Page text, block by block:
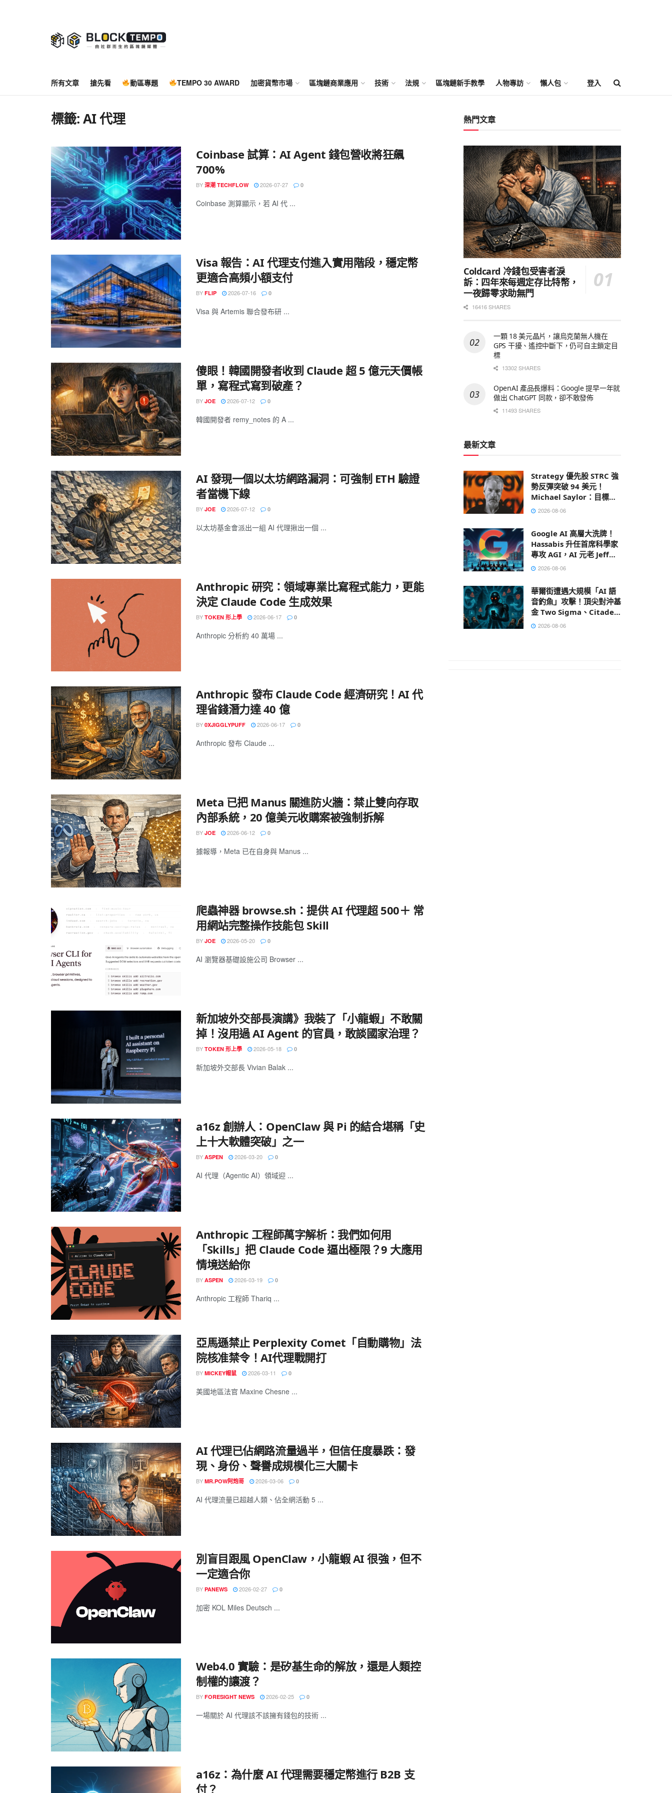
所有文章 搶先看 動區專題 TEMPO 30 AWARD 加密貨幣市場 區塊鏈商業應用 技術 法規 區塊鏈新手教學 人物專訪 懶人包 登入
標籤:AI 代理
Coinbase 試算：AI Agent 錢包營收將狂飆
700%
BY 深潮 TECHFLOW 2026-07-27 0
Coinbase 測算顯示，若 AI 代 ...
Visa 報告：AI 代理支付進入實用階段，穩定幣
更適合高頻小額支付
BY FLIP 2026-07-16 0
Visa 與 Artemis 聯合發布研 ...
傻眼！韓國開發者收到 Claude 超 5 億元天價帳
單，寫程式寫到破產？
BY JOE 2026-07-12 0
韓國開發者 remy_notes 的 A ...
AI 發現一個以太坊網路漏洞：可強制 ETH 驗證
者當機下線
BY JOE 2026-07-12 0
以太坊基金會派出一組 AI 代理揪出一個 ...
Anthropic 研究：領域專業比寫程式能力，更能
決定 Claude Code 生成效果
BY TOKEN 形上學 2026-06-17 0
Anthropic 分析約 40 萬場 ...
Anthropic 發布 Claude Code 經濟研究！AI 代
理省錢潛力達 40 億
BY 0XJIGGLYPUFF 2026-06-17 0
Anthropic 發布 Claude ...
Meta 已把 Manus 關進防火牆：禁止雙向存取
內部系統，20 億美元收購案被強制拆解
BY JOE 2026-06-12 0
據報導，Meta 已在自身與 Manus ...
爬蟲神器 browse.sh：提供 AI 代理超 500＋ 常
用網站完整操作技能包 Skill
BY JOE 2026-05-20 0
AI 瀏覽器基礎設施公司 Browser ...
新加坡外交部長演講》我裝了「小龍蝦」不敢關
掉！沒用過 AI Agent 的官員，敢談國家治理？
BY TOKEN 形上學 2026-05-18 0
新加坡外交部長 Vivian Balak ...
a16z 創辦人：OpenClaw 與 Pi 的結合堪稱「史
上十大軟體突破」之一
BY ASPEN 2026-03-20 0
AI 代理（Agentic AI）領域迎 ...
Anthropic 工程師萬字解析：我們如何用
「Skills」把 Claude Code 逼出極限？9 大應用
情境送給你
BY ASPEN 2026-03-19 0
Anthropic 工程師 Thariq ...
亞馬遜禁止 Perplexity Comet「自動購物」法
院核准禁令！AI代理戰開打
BY MICKEY帽鼠 2026-03-11 0
美國地區法官 Maxine Chesne ...
AI 代理已佔網路流量過半，但信任度暴跌：發
現、身份、聲譽成規模化三大關卡
BY MR.POW阿炮哥 2026-03-06 0
AI 代理流量已超越人類、佔全網活動 5 ...
別盲目跟風 OpenClaw，小龍蝦 AI 很強，但不
一定適合你
BY PANEWS 2026-02-27 0
加密 KOL Miles Deutsch ...
Web4.0 實驗：是矽基生命的解放，還是人類控
制權的讓渡？
BY FORESIGHT NEWS 2026-02-25 0
一場關於 AI 代理該不該擁有錢包的技術 ...
a16z：為什麼 AI 代理需要穩定幣進行 B2B 支
付？
熱門文章
Coldcard 冷錢包受害者淚
訴：四年來每週定存比特幣，
一夜歸零求助無門
16416 SHARES
一顆 18 美元晶片，讓烏克蘭無人機在
GPS 干擾、遙控中斷下，仍可自主鎖定目
標
13302 SHARES
OpenAI 產品長爆料：Google 提早一年就
做出 ChatGPT 同款，卻不敢發佈
11493 SHARES
最新文章
Strategy 優先股 STRC 強
勢反彈突破 94 美元！
Michael Saylor：目標成
為全球市值最大公司
2026-08-06
Google AI 高層大洗牌！
Hassabis 升任首席科學家
專攻 AGI，AI 元老 Jeff
Dean 離職創業
2026-08-06
華爾街遭遇大規模「AI 語
音釣魚」攻擊！頂尖對沖基
金 Two Sigma、Citadel
皆成目標
2026-08-06